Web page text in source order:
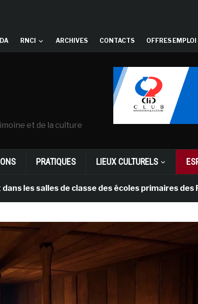
RNCI ARCHIVES CONTACTS OFFRES
et de la culture
PRATIQUES LIEUX CULTURELS
de classe des écoles primaires des Pays-bas